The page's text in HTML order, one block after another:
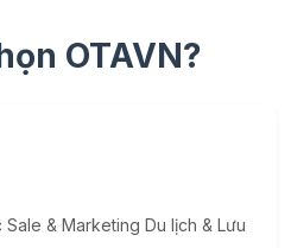
OTAVN?
& Marketing Du lịch & Lưu